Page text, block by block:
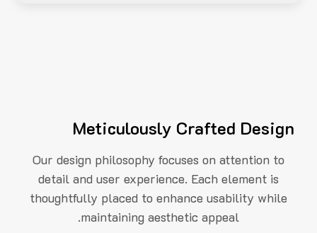
Meticulously Crafted Design
Our design philosophy focuses on attention to
detail and user experience. Each element is
thoughtfully placed to enhance usability while
maintaining aesthetic appeal.